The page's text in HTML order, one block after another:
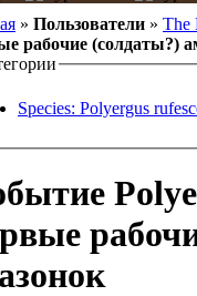
» Пользователи » The
рабочие (солдаты?)
Species: Polyergus